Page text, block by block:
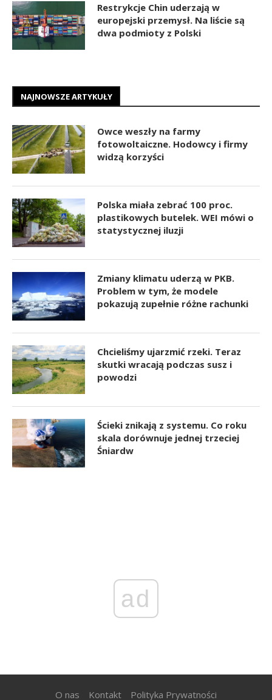
Restrykcje Chin uderzają w
europejski przemysł. Na liście są
dwa podmioty z Polski
NAJNOWSZE ARTYKUŁY
Owce weszły na farmy
fotowoltaiczne. Hodowcy i firmy
widzą korzyści
Polska miała zebrać 100 proc.
plastikowych butelek. WEI mówi o
statystycznej iluzji
Zmiany klimatu uderzą w PKB.
Problem w tym, że modele
pokazują zupełnie różne rachunki
Chcieliśmy ujarzmić rzeki. Teraz
skutki wracają podczas susz i
powodzi
Ścieki znikają z systemu. Co roku
skala dorównuje jednej trzeciej
Śniardw
ad
O nas Kontakt Polityka Prywatności